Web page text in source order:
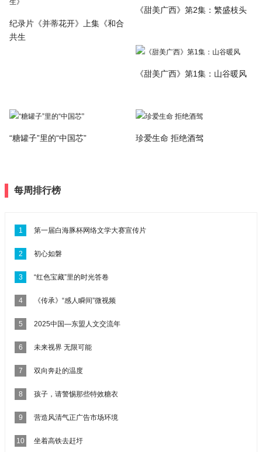
纪录片《并蒂花开》上集《和合
共生
《甜美广西》第2集：繁盛枝头
《甜美广西》第1集：山谷暖风
“糖罐子”里的“中国芯” 珍爱生命 拒绝酒驾
每周排行榜
1 第一届白海豚杯网络文学大赛宣传片
2 初心如磐
3 “红色宝藏”里的时光答卷
4 《传承》“感人瞬间”微视频
5 2025中国—东盟人文交流年
6 未来视界 无限可能
7 双向奔赴的温度
8 孩子，请警惕那些特效糖衣
9 营造风清气正广告市场环境
10 坐着高铁去赶圩